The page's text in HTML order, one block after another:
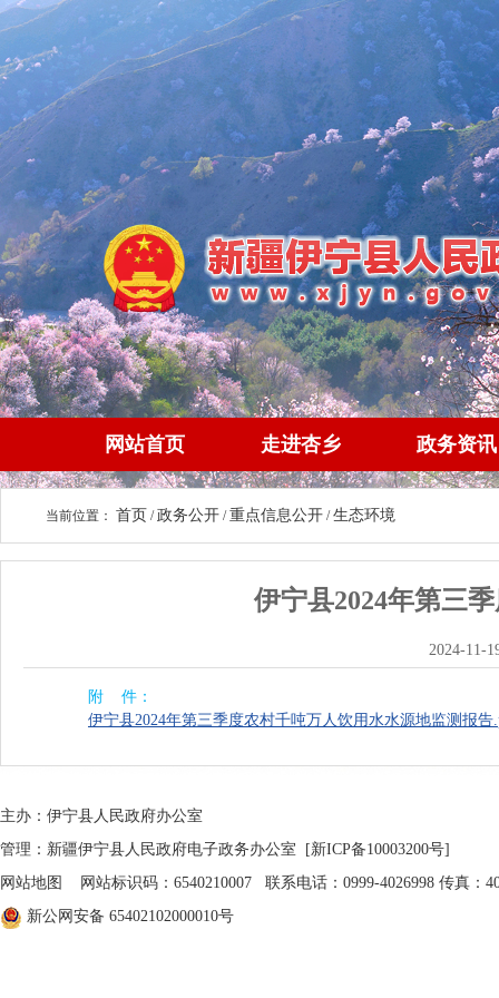
网站首页 走进杏乡 政务资讯
当前位置： 首页 /政务公开 /重点信息公开 /生态环境
伊宁县2024年第三
2024-11-
附 件：
伊宁县2024年第三季度农村千吨万人饮用水水源地监测报告
主办：伊宁县人民政府办公室
管理：新疆伊宁县人民政府电子政务办公室
[新ICP备10003200号]
网站地图
网站标识码：6540210007 联系电话：0999-4026998 传真：
新公网安备 65402102000010号